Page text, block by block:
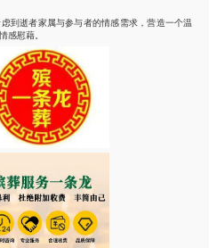
到逝者家属与参与者的情感需求，营造一个温
感慰藉。